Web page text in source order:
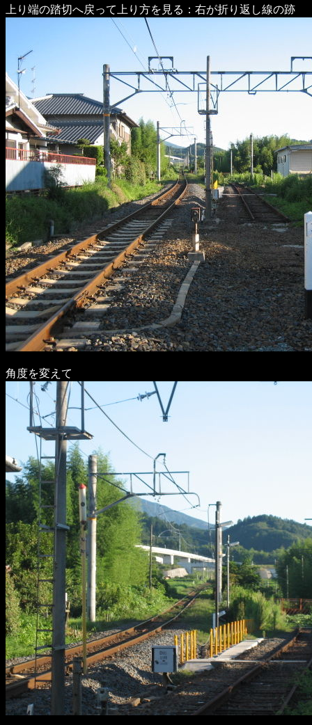
上り端の踏切へ戻って上り方を見る：右が折り返し線の跡
角度を変えて